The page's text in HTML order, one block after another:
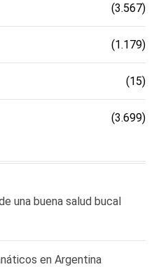
(3.567)
(1.179)
(15)
(3.699)
una buena salud bucal
en Argentina